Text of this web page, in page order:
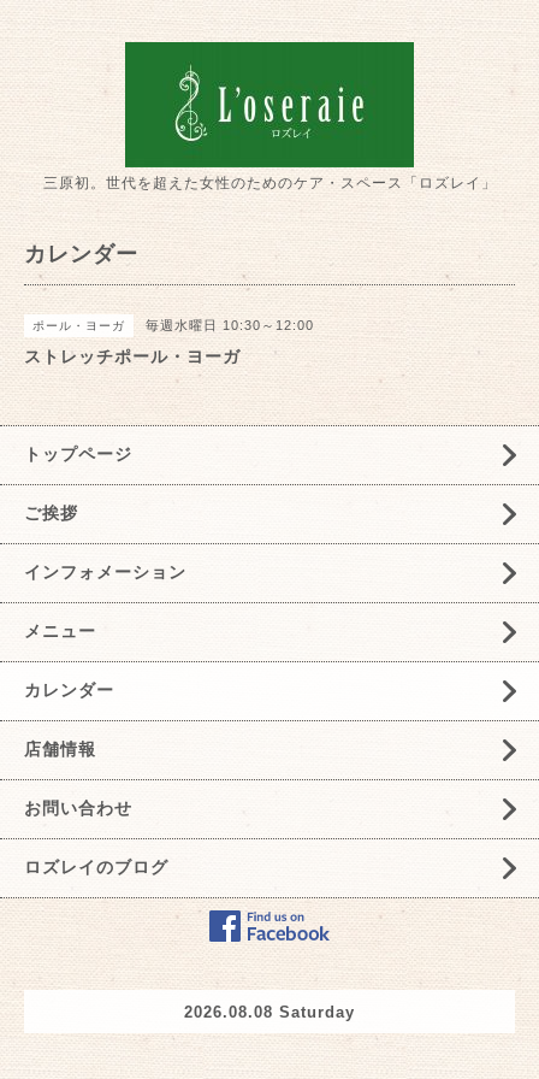
三原初。世代を超えた女性のためのケア・スペース「ロズレイ」
カレンダー
ポール・ヨーガ 毎週水曜日 10:30～12:00
ストレッチポール・ヨーガ
トップページ
ご挨拶
インフォメーション
メニュー
カレンダー
店舗情報
お問い合わせ
ロズレイのブログ
2026.08.08 Saturday